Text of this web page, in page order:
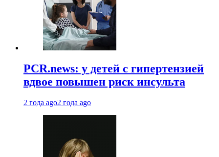
PCR.news: у детей с гипертензией
вдвое повышен риск инсульта
2 года ago2 года ago